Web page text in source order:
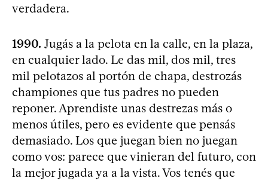
verdadera.
1990. Jugás a la pelota en la calle, en la plaza,
en cualquier lado. Le das mil, dos mil, tres
mil pelotazos al portón de chapa, destrozás
championes que tus padres no pueden
reponer. Aprendiste unas destrezas más o
menos útiles, pero es evidente que pensás
demasiado. Los que juegan bien no juegan
como vos: parece que vinieran del futuro, con
la mejor jugada ya a la vista. Vos tenés que